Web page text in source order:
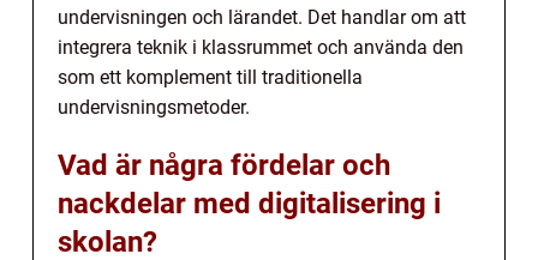
undervisningen och lärandet. Det handlar om att
integrera teknik i klassrummet och använda den
som ett komplement till traditionella
undervisningsmetoder.
Vad är några fördelar och
nackdelar med digitalisering i
skolan?